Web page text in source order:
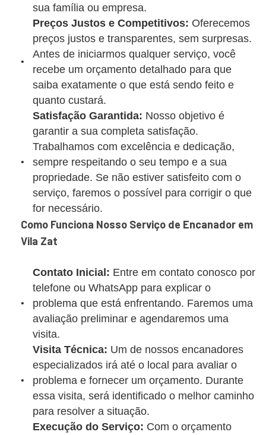
sua família ou empresa.
Preços Justos e Competitivos: Oferecemos
preços justos e transparentes, sem surpresas.
Antes de iniciarmos qualquer serviço, você
recebe um orçamento detalhado para que
saiba exatamente o que está sendo feito e
quanto custará.
Satisfação Garantida: Nosso objetivo é
garantir a sua completa satisfação.
Trabalhamos com excelência e dedicação,
sempre respeitando o seu tempo e a sua
propriedade. Se não estiver satisfeito com o
serviço, faremos o possível para corrigir o que
for necessário.
Como Funciona Nosso Serviço de Encanador em
Vila Zat
Contato Inicial: Entre em contato conosco por
telefone ou WhatsApp para explicar o
problema que está enfrentando. Faremos uma
avaliação preliminar e agendaremos uma
visita.
Visita Técnica: Um de nossos encanadores
especializados irá até o local para avaliar o
problema e fornecer um orçamento. Durante
essa visita, será identificado o melhor caminho
para resolver a situação.
Execução do Serviço: Com o orçamento